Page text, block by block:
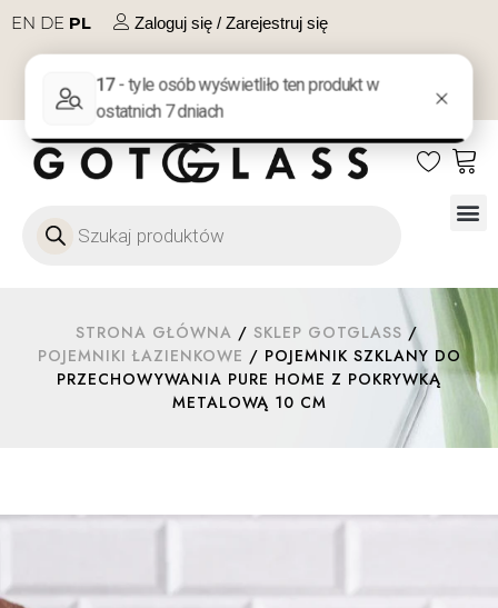
EN DE PL Zaloguj się / Zarejestruj się
NA PREZENT KONTAKT
STRONA GŁÓWNA / SKLEP GOTGLASS /
POJEMNIKI ŁAZIENKOWE / POJEMNIK SZKLANY DO
PRZECHOWYWANIA PURE HOME Z POKRYWKĄ
METALOWĄ 10 CM